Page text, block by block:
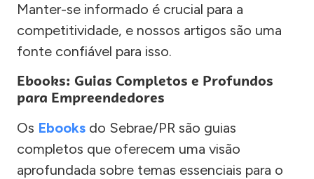
Manter-se informado é crucial para a
competitividade, e nossos artigos são uma
fonte confiável para isso.
Ebooks: Guias Completos e Profundos
para Empreendedores
Os Ebooks do Sebrae/PR são guias
completos que oferecem uma visão
aprofundada sobre temas essenciais para o